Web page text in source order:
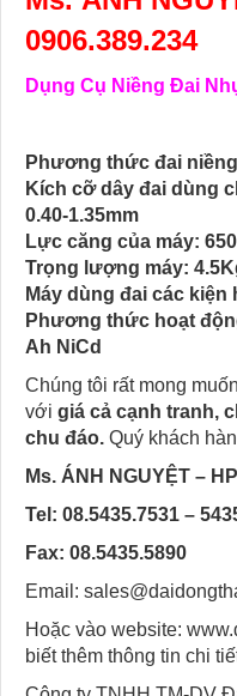
0906.389.234
Dụng Cụ Niềng Đai
Phương thức đai
Kích cỡ dây đai dùng
0.40-1.35mm
Lực căng của máy:
Trọng lượng máy:
Máy dùng đai các kiện
Phương thức hoạt
Ah NiCd
Chúng tôi rất mong
với giá cả cạnh tranh,
chu đáo. Quý khách
Ms. ÁNH NGUYỆT –
Tel: 08.5435.7531 –
Fax: 08.5435.5890
Email:
Hoặc vào website:
biết thêm thông tin chi